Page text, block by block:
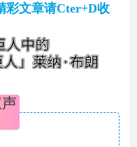
彩文章请Cter+D收